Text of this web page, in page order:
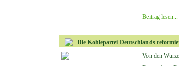
Beitrag lesen...
Die Kohlepartei Deutschlands
Von den